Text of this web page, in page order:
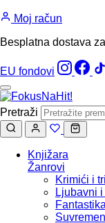
Moj račun
Besplatna dostava
EU fondovi
Pretraži
Knjižara
Žanrovi
Krimići i
Ljubavni